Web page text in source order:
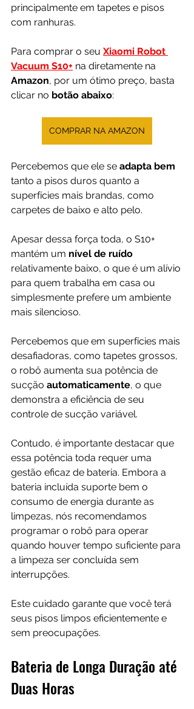
principalmente em tapetes e pisos
com ranhuras.
Para comprar o seu Xiaomi Robot
Vacuum S10+ na diretamente na
Amazon, por um ótimo preço, basta
clicar no botão abaixo:
COMPRAR NA AMAZON
Percebemos que ele se adapta bem
tanto a pisos duros quanto a
superfícies mais brandas, como
carpetes de baixo e alto pelo.
Apesar dessa força toda, o S10+
mantém um nível de ruído
relativamente baixo, o que é um alívio
para quem trabalha em casa ou
simplesmente prefere um ambiente
mais silencioso.
Percebemos que em superfícies mais
desafiadoras, como tapetes grossos,
o robô aumenta sua potência de
sucção automaticamente, o que
demonstra a eficiência de seu
controle de sucção variável.
Contudo, é importante destacar que
essa potência toda requer uma
gestão eficaz de bateria. Embora a
bateria incluída suporte bem o
consumo de energia durante as
limpezas, nós recomendamos
programar o robô para operar
quando houver tempo suficiente para
a limpeza ser concluída sem
interrupções.
Este cuidado garante que você terá
seus pisos limpos eficientemente e
sem preocupações.
Bateria de Longa Duração até
Duas Horas